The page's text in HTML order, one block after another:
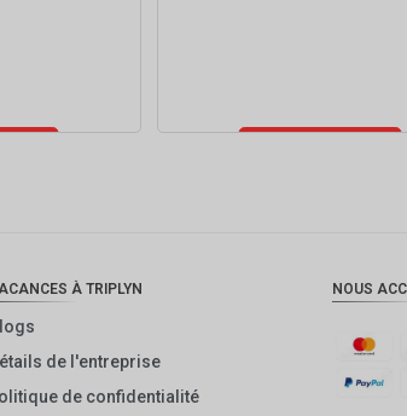
À TRIPLYN
de l'entreprise
de confidentialité
NOUS